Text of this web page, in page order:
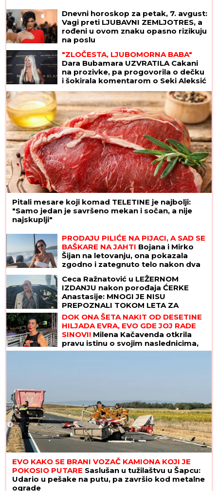
Dnevni horoskop za petak, 7. avgust:
Vagi preti LJUBAVNI ZEMLJOTRES, a
rođeni u ovom znaku opasno rizikuju
na poslu
"ZLOČESTA, LJUBOMORNA BABA"
Dara Bubamara UZVRATILA Cakani
na prozivke, pa progovorila o dečku
i šokirala komentarom o Seki Aleksić
(VIDEO)
Pitali mesare koji komad TELETINE je najbolji:
"Samo jedan je savršeno mekan i sočan, a nije
najskuplji"
PRODAJU PILIĆE NA PIJACI, A SAD SE
BAŠKARE NA JAHTI Bojana i Mirko
Šijan na letovanju, ona pokazala
zgodno i zategnuto telo nakon dva
Ceca Ražnatović u LEŽERNOM
IZDANJU nakon porođaja ĆERKE
Anastasije: MNOGI JE NISU
PREPOZNALI TOKOM LETA ZA
SRBIJU! (FOTO)
DOK ONA ŠETA NAKIT OD DESETINE
HILJADA EVRA, EVO GDE JOJ RADE
SINOVI! Milena Kačavenda otkrila
pravu istinu o svojim naslednicima,
jedan je na primorju
EVO KAKO SE BRANI VOZAČ KAMIONA KOJI JE
POKOSIO PUTARE Saslušan u tužilaštvu u Šapcu:
Udario u pešake na putu, pa završio kod metalne
ograde